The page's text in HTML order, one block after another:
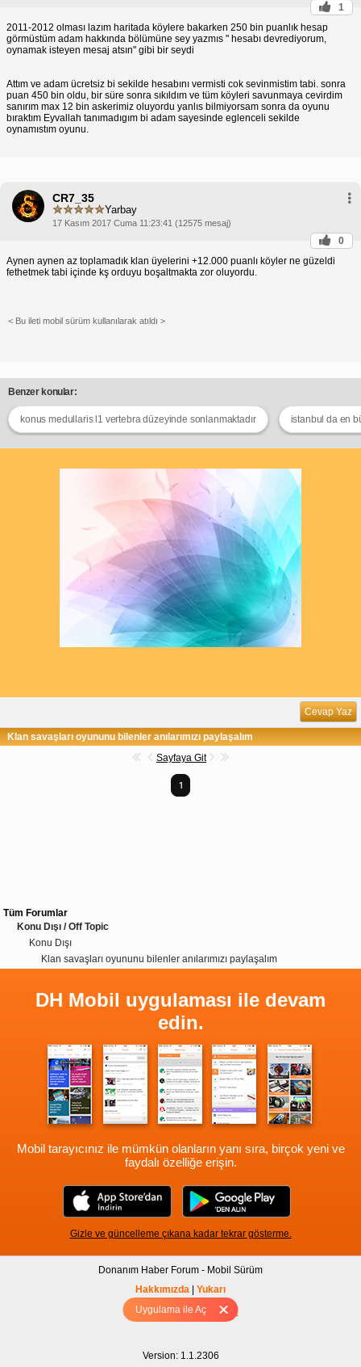
Uygulama ile Aç
1
2011-2012 olması lazım haritada köylere bakarken 250 bin puanlık hesap
görmüstüm adam hakkında bölümüne sey yazmıs " hesabı devrediyorum,
oynamak isteyen mesaj atsın" gibi bir seydi
Attım ve adam ücretsiz bi sekilde hesabını vermisti cok sevinmistim tabi. sonra
puan 450 bin oldu, bir süre sonra sıkıldım ve tüm köyleri savunmaya cevirdim
sanırım max 12 bin askerimiz oluyordu yanlıs bilmiyorsam sonra da oyunu
bıraktım Eyvallah tanımadıgım bi adam sayesinde eglenceli sekilde
oynamıstım oyunu.
CR7_35
Yarbay
17 Kasım 2017 Cuma 11:23:41 (12575 mesaj)
0
Aynen aynen az toplamadık klan üyelerini +12.000 puanlı köyler ne güzeldi
fethetmek tabi içinde kş orduyu boşaltmakta zor oluyordu.
< Bu ileti mobil sürüm kullanılarak atıldı >
Benzer konular:
konus medullaris l1 vertebra düzeyinde sonlanmaktadır istanbul da en
Cevap Yaz
Klan savaşları oyununu bilenler anılarımızı paylaşalım
Sayfaya Git
1
Tüm Forumlar
Konu Dışı / Off Topic
Konu Dışı
Klan savaşları oyununu bilenler anılarımızı paylaşalım
DH Mobil uygulaması ile devam
edin.
Mobil tarayıcınız ile mümkün olanların yanı sıra, birçok yeni ve
faydalı özelliğe erişin.
Gizle ve güncelleme çıkana kadar tekrar gösterme.
Donanım Haber Forum - Mobil Sürüm
Hakkımızda | Yukarı
Tam sürüm için Tıklayınız
Version: 1.1.2306